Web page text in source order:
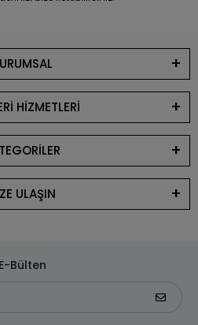
HİZMETLERİ
ULAŞIN
E-Bülten